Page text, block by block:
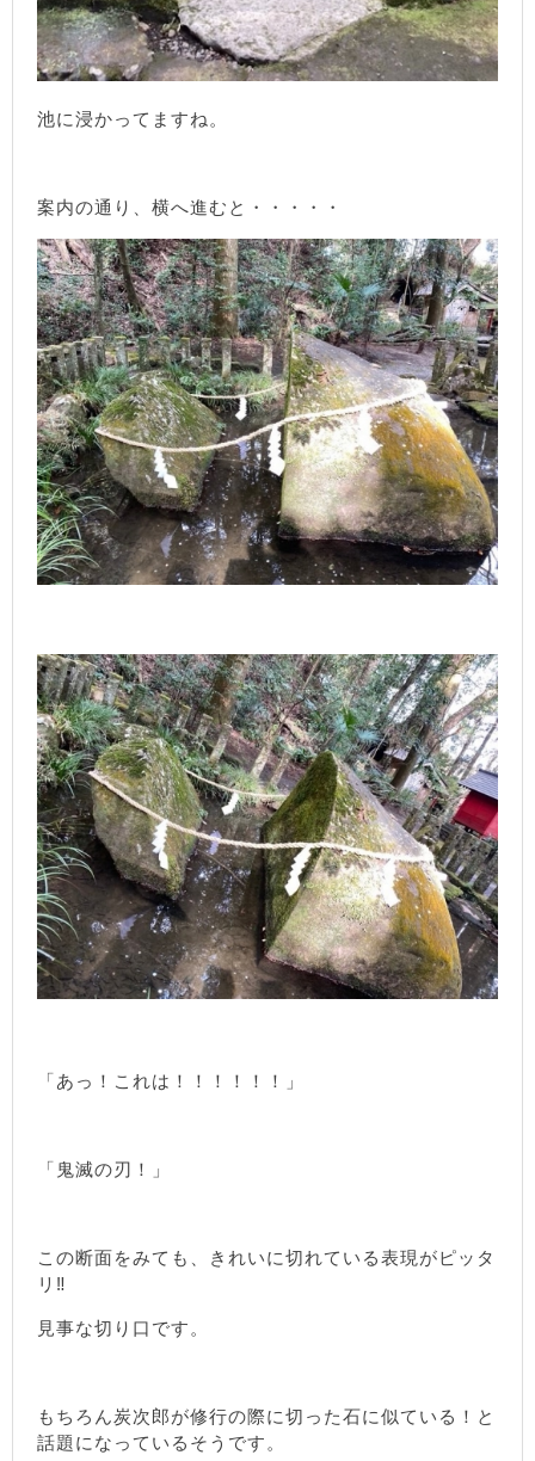
池に浸かってますね。
案内の通り、横へ進むと・・・・・
「あっ！これは！！！！！！」
「鬼滅の刃！」
この断面をみても、きれいに切れている表現がピッタ
リ‼
見事な切り口です。
もちろん炭次郎が修行の際に切った石に似ている！と
話題になっているそうです。